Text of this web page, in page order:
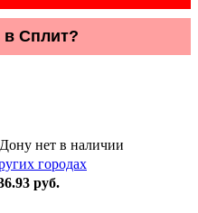
в Сплит?
нет в наличии
городах
руб.